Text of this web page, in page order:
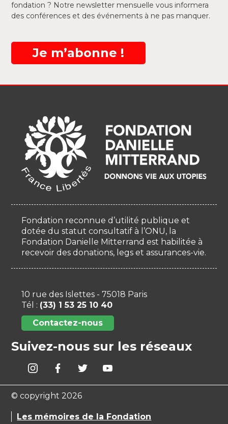
fondation ? Notre newsletter mensuelle vous informera
des conférences et des événements à ne pas manquer.
Je m’abonne !
Fondation reconnue d’utilité publique et
dotée du statut consultatif à l’ONU, la
Fondation Danielle Mitterrand est habilitée à
recevoir des donations, legs et assurances-vie.
10 rue des Islettes - 75018 Paris
Tél : (33) 1 53 25 10 40
Contactez-nous
Suivez-nous sur les réseaux
© copyright 2026
Les mémoires de la Fondation